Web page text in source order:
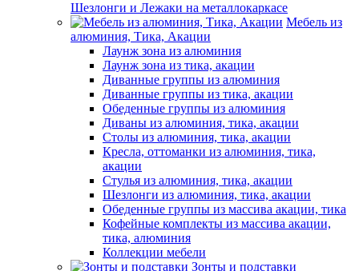
Шезлонги и Лежаки на металлокаркасе
Мебель из
алюминия, Тика, Акации
Лаунж зона из алюминия
Лаунж зона из тика, акации
Диванные группы из алюминия
Диванные группы из тика, акации
Обеденные группы из алюминия
Диваны из алюминия, тика, акации
Столы из алюминия, тика, акации
Кресла, оттоманки из алюминия, тика,
акации
Стулья из алюминия, тика, акации
Шезлонги из алюминия, тика, акации
Обеденные группы из массива акации, тика
Кофейные комплекты из массива акации,
тика, алюминия
Коллекции мебели
Зонты и подставки